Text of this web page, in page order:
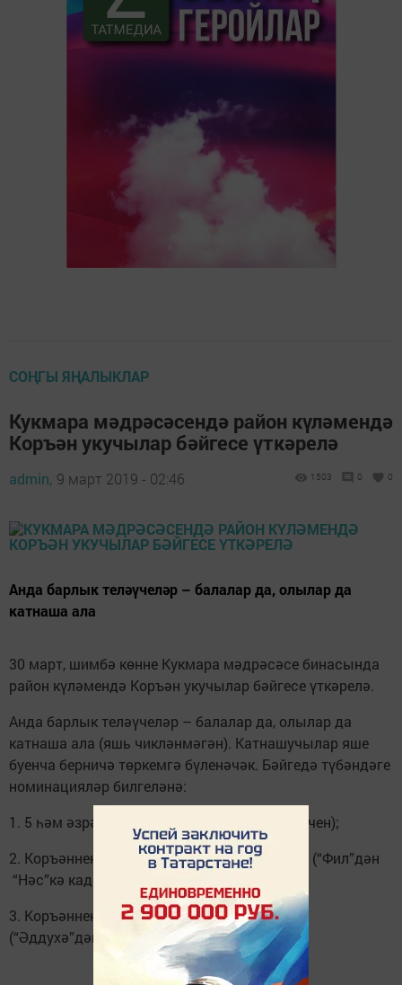
СОҢГЫ ЯҢАЛЫКЛАР
Кукмара мәдрәсәсендә район күләмендә
Коръән укучылар бәйгесе үткәрелә
admin, 9 март 2019 - 02:46 1503 0 0
Анда барлык теләүчеләр – балалар да, олылар да
катнаша ала
30 март, шимбә көнне Кукмара мәдрәсәсе бинасында
район күләмендә Коръән укучылар бәйгесе үткәрелә.
Анда барлык теләүчеләр – балалар да, олылар да
катнаша ала (яшь чикләнмәгән). Катнашучылар яше
буенча берничә төркемгә бүленәчәк. Бәйгедә түбәндәге
номинацияләр билгеләнә:
1. 5 һәм әзрәк сүрәне яттан белү (балалар өчен);
2. Коръәннең ахыргы 10 сүрәсен яттан белү (“Фил”дән
“Нәс”кә кадәр);
3. Коръәннең ахыргы 20 сүрәсен яттан белү
(“Әддухә”дән “Нәс”кә кадәр);